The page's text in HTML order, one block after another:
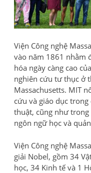
Viện Công nghệ
vào năm 1861 nhằm
hóa ngày càng cao
nghiên cứu tư thục ở
Massachusetts. MIT
cứu và giáo dục
thuật, cũng như trong
ngôn ngữ học và
Viện Công nghệ
giải Nobel, gồm 34
học, 34 Kinh tế và 1